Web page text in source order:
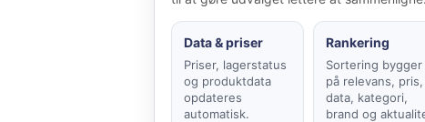
Data & priser
Priser, lagerstatus
og produktdata
opdateres
automatisk.
Rankering
Sortering bygger
på relevans, pris,
data, kategori,
brand og